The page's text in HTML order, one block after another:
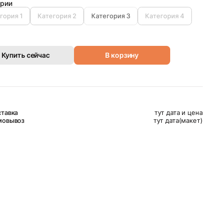
1 Категория 2 Категория 3 Категория 4
Купить сейчас В корзину
тут дата и цена
тут дата(макет)